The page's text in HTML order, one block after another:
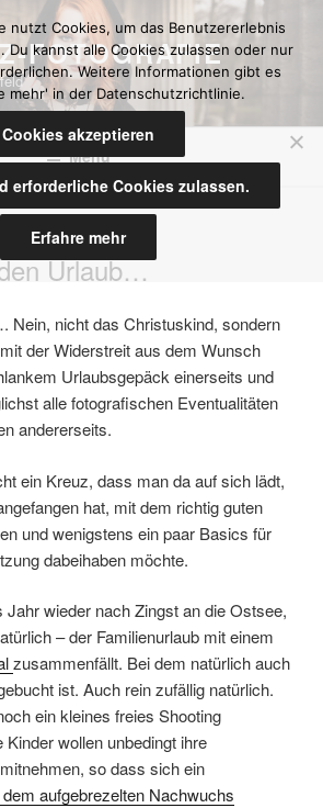
FOTOGRAFIE
Menü
JOERGHZF
Urlaub…
Nein, nicht das Christuskind, sondern
der Widerstreit aus dem Wunsch
Urlaubsgepäck einerseits und
alle fotografischen Eventualitäten
andererseits.
ein Kreuz, dass man da auf sich lädt,
hat, mit dem richtig guten
und wenigstens ein paar Basics für
dabeihaben möchte.
Jahr wieder nach Zingst an die Ostsee,
– der Familienurlaub mit einem
zusammenfällt. Bei dem natürlich auch
ist. Auch rein zufällig natürlich.
ein kleines freies Shooting
wollen unbedingt ihre
so dass sich ein
aufgebrezelten Nachwuchs
nutzt Cookies, um das Benutzererlebnis
Du kannst alle Cookies zulassen oder nur
Weitere Informationen gibt es
mehr' in der Datenschutzrichtlinie.
Cookies akzeptieren
erforderliche Cookies zulassen.
Erfahre mehr